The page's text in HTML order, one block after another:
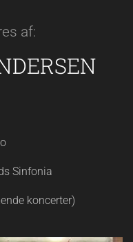
af:
Sinfonia
koncerter)